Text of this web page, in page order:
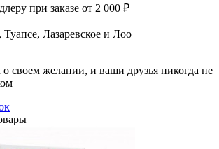
при заказе от 2 000 ₽
Лазаревское и Лоо
своем желании, и ваши друзья никогда не